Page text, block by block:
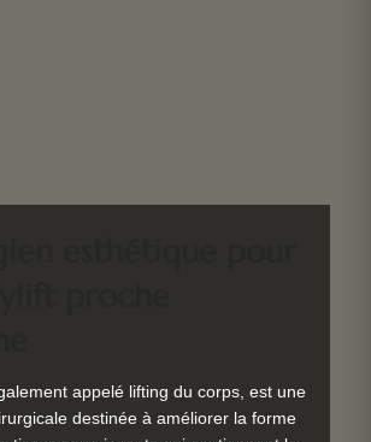
appelé lifting du corps, est une
destinée à améliorer la forme